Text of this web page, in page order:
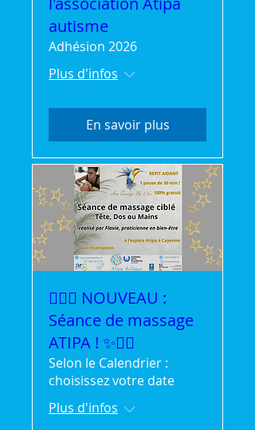
autisme
Adhésion 2026
Plus d'infos
En savoir plus
💆‍♀️✨ NOUVEAU :
Séance de massage
ATIPA ! ✨💆‍♂️
Selon le Calendrier :
choisissez votre date
Plus d'infos